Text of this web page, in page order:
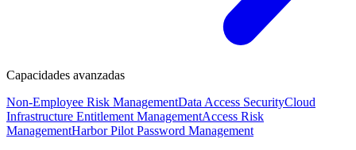
Capacidades avanzadas
Non-Employee Risk ManagementData Access SecurityCloud
Infrastructure Entitlement ManagementAccess Risk
ManagementHarbor Pilot Password Management